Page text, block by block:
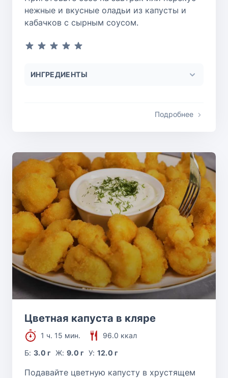
нежные и вкусные оладьи из капусты и
кабачков с сырным соусом.
ИНГРЕДИЕНТЫ
Подробнее
Цветная капуста в кляре
1 ч. 15 мин.
96.0 ккал
Б:3.0 г Ж: 9.0 г У: 12.0 г
Подавайте цветную капусту в хрустящем